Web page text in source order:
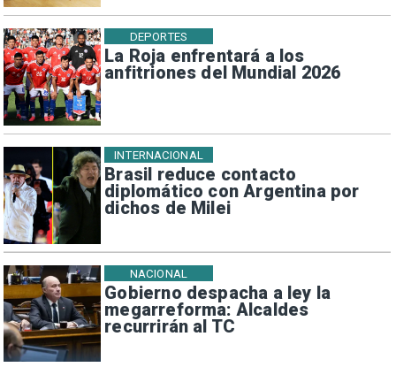
La Roja enfrentará a los
anfitriones del Mundial 2026
DEPORTES
Brasil reduce contacto
diplomático con Argentina por
dichos de Milei
INTERNACIONAL
Gobierno despacha a ley la
megarreforma: Alcaldes
recurrirán al TC
NACIONAL